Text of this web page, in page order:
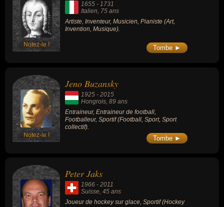
Notez-le !
1655 - 1731
Italien, 75 ans
Artiste, Inventeur, Musicien, Pianiste (Art,
Invention, Musique).
Tombe ►
Notez-le !
Jeno Buzansky
1925 - 2015
Hongrois , 89 ans
Entraineur, Entraineur de football,
Footballeur, Sportif (Football, Sport, Sport
collectif).
Tombe ►
Peter Jaks
1966 - 2011
Suisse, 45 ans
Joueur de hockey sur glace, Sportif (Hockey